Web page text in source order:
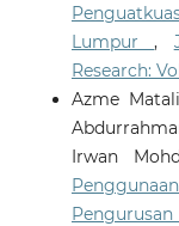
Lumpur,
Research:
Azme
Irwan